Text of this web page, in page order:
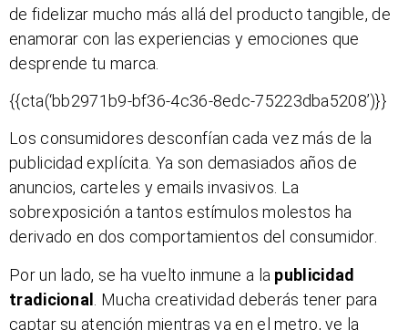
de fidelizar mucho más allá del producto tangible, de
enamorar con las experiencias y emociones que
desprende tu marca.
{{cta(‘bb2971b9-bf36-4c36-8edc-75223dba5208’)}}
Los consumidores desconfían cada vez más de la
publicidad explícita. Ya son demasiados años de
anuncios, carteles y emails invasivos. La
sobrexposición a tantos estímulos molestos ha
derivado en dos comportamientos del consumidor.
Por un lado, se ha vuelto inmune a la publicidad
tradicional . Mucha creatividad deberás tener para
captar su atención mientras va en el metro, ve la